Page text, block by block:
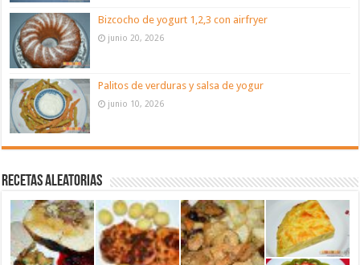
Bizcocho de yogurt 1,2,3 con airfryer
junio 20, 2026
Palitos de verduras y salsa de yogur
junio 10, 2026
Recetas aleatorias